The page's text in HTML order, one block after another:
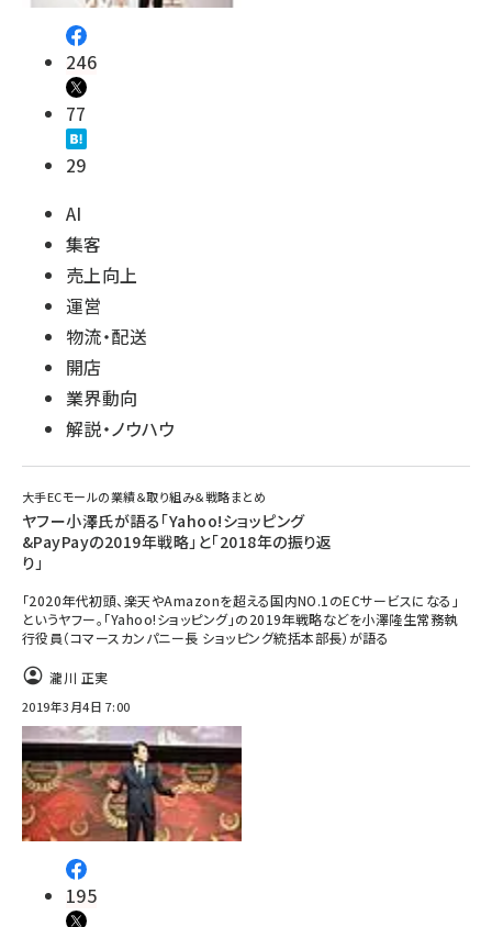
246
77
29
AI
集客
売上向上
運営
物流・配送
開店
業界動向
解説・ノウハウ
大手ECモールの業績＆取り組み＆戦略まとめ
ヤフー小澤氏が語る「Yahoo!ショッピング
&PayPayの2019年戦略」と「2018年の振り返
り」
「2020年代初頭、楽天やAmazonを超える国内NO.1のECサービスになる」
というヤフー。「Yahoo!ショッピング」の2019年戦略などを小澤隆生常務執
行役員（コマースカンパニー長 ショッピング統括本部長）が語る
瀧川 正実
2019年3月4日 7:00
195